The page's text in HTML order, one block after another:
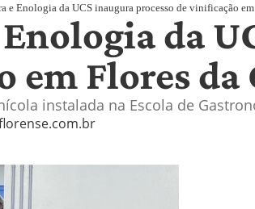
e Enologia da UCS inaugura processo de vinificação
da
em Flores da
instalada na Escola de